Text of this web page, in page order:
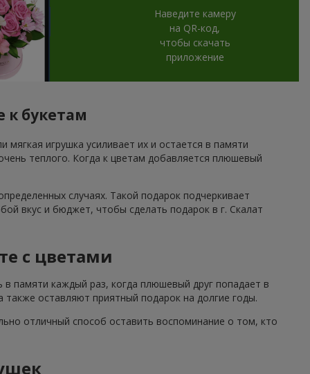
Наведите камеру
на QR-код,
чтобы скачать
приложение
к букетам
игрушка усиливает их и остается в памяти
теплого. Когда к цветам добавляется плюшевый
случаях. Такой подарок подчеркивает
вкус и бюджет, чтобы сделать подарок в г. Скалат
с цветами
памяти каждый раз, когда плюшевый друг попадает в
оставляют приятный подарок на долгие годы.
отличный способ оставить воспоминание о том, кто